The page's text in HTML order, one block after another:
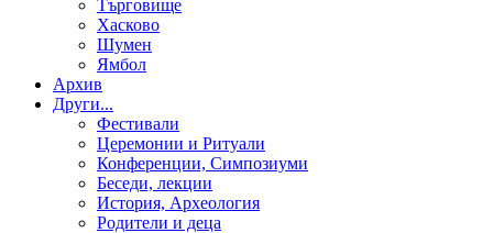
Търговище
Хасково
Шумен
Ямбол
Aрхив
Други...
Фестивали
Церемонии и Ритуали
Конференции, Симпозиуми
Беседи, лекции
История, Археология
Родители и деца